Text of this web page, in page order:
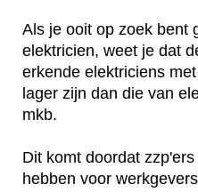
Als je ooit op zoek bent
elektricien, weet je dat
erkende elektriciens
lager zijn dan die van
mkb.
Dit komt doordat
hebben voor